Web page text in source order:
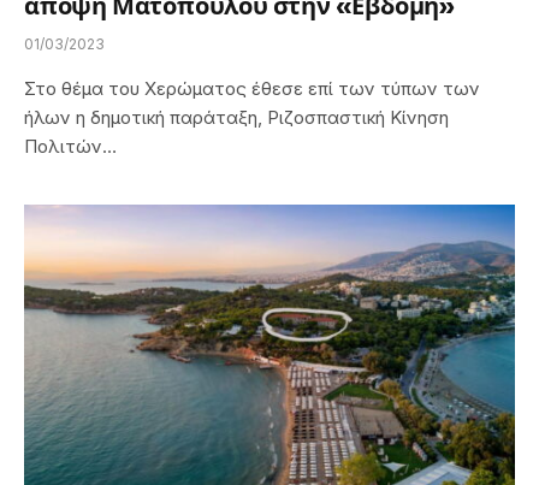
άποψη Ματόπουλου στην «Εβδόμη»
01/03/2023
Στο θέμα του Χερώματος έθεσε επί των τύπων των
ήλων η δημοτική παράταξη, Ριζοσπαστική Κίνηση
Πολιτών…